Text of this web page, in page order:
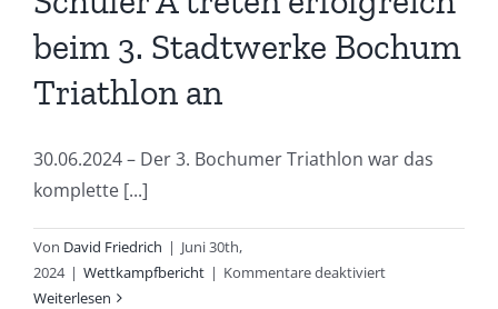
beim 3. Stadtwerke Bochum
Triathlon an
30.06.2024 – Der 3. Bochumer Triathlon war das
komplette [...]
Von David Friedrich | Juni 30th,
2024 | Wettkampfbericht | Kommentare deaktiviertfür
Weiterlesen